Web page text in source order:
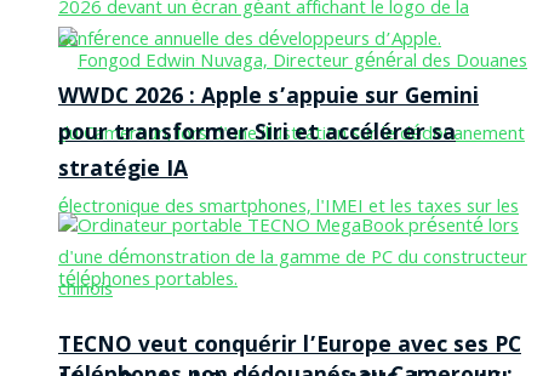
WWDC 2026 : Apple s’appuie sur Gemini
pour transformer Siri et accélérer sa
stratégie IA
TECNO veut conquérir l’Europe avec ses PC